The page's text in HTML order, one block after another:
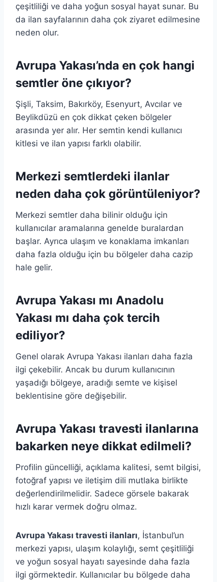
çeşitliliği ve daha yoğun sosyal hayat sunar. Bu
da ilan sayfalarının daha çok ziyaret edilmesine
neden olur.
Avrupa Yakası’nda en çok hangi
semtler öne çıkıyor?
Şişli, Taksim, Bakırköy, Esenyurt, Avcılar ve
Beylikdüzü en çok dikkat çeken bölgeler
arasında yer alır. Her semtin kendi kullanıcı
kitlesi ve ilan yapısı farklı olabilir.
Merkezi semtlerdeki ilanlar
neden daha çok görüntüleniyor?
Merkezi semtler daha bilinir olduğu için
kullanıcılar aramalarına genelde buralardan
başlar. Ayrıca ulaşım ve konaklama imkanları
daha fazla olduğu için bu bölgeler daha cazip
hale gelir.
Avrupa Yakası mı Anadolu
Yakası mı daha çok tercih
ediliyor?
Genel olarak Avrupa Yakası ilanları daha fazla
ilgi çekebilir. Ancak bu durum kullanıcının
yaşadığı bölgeye, aradığı semte ve kişisel
beklentisine göre değişebilir.
Avrupa Yakası travesti ilanlarına
bakarken neye dikkat edilmeli?
Profilin güncelliği, açıklama kalitesi, semt bilgisi,
fotoğraf yapısı ve iletişim dili mutlaka birlikte
değerlendirilmelidir. Sadece görsele bakarak
hızlı karar vermek doğru olmaz.
Avrupa Yakası travesti ilanları, İstanbul’un
merkezi yapısı, ulaşım kolaylığı, semt çeşitliliği
ve yoğun sosyal hayatı sayesinde daha fazla
ilgi görmektedir. Kullanıcılar bu bölgede daha